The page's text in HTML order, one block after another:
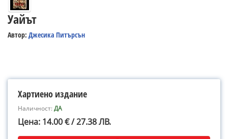
Уайът
Автор: Джесика Питърсън
Хартиено издание
Наличност:ДА
Цена: 14.00 € / 27.38 ЛВ.